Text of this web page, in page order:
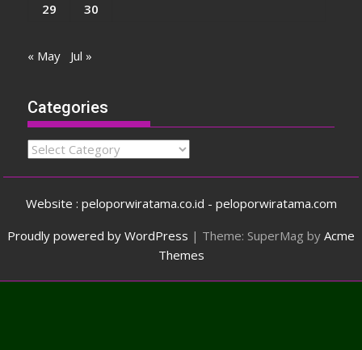
29
30
« May Jul »
Categories
Categories
Website : peloporwiratama.co.id - peloporwiratama.com
Proudly powered by WordPress | Theme: SuperMag by Acme
Themes